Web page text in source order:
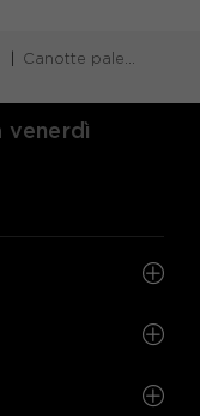
Canotte palestra
venerdì